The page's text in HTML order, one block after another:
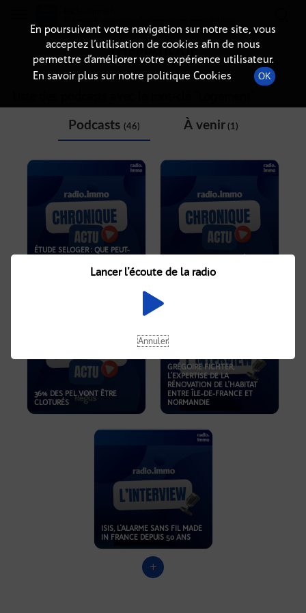
THÉMATIQUE
Podcasts (46) À venir(1)
ÉTUDE SELOGER : QUE PEUT-
LOGEMENT ?
36% DES PEL VONT ÊTRE
CLOTURÉS
GRÉGOIRE FICHTER,
L’EXPERTISE DE LA
RÉNOVATION DE L’HABITAT
ENTRE ÎLE-DE-FRANCE ET
NORMANDIE
ISIS, L'ALARME SANS FIL MADE
IN FRANCE DEPUIS 50 ANS
En poursuivant votre navigation sur notre site, vous
acceptez l’utilisation de cookies afin de nous
permettre d’améliorer votre expérience utilisateur.
En savoir plus sur notre politique Cookies
OK
Lancer l'écoute de la radio
Annuler